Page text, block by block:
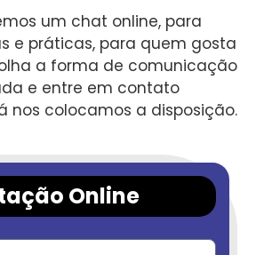
um chat online, para
e práticas, para quem gosta
a forma de comunicação
e entre em contato
nos colocamos a disposição.
Online